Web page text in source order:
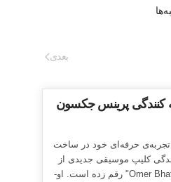
بعدی
کنندگی پرینس جکسون
حرفه‌ای خود در ساخت
کلیپ موسیقی جدیدی از
خواننده‌ی رپ Omer Bhatti "O-Bee" رقم زده است. او-